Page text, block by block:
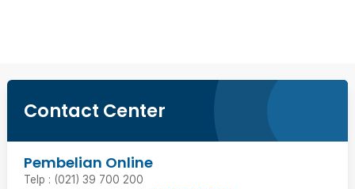
Contact Center
Pembelian Online
Telp : (021) 39 700 200